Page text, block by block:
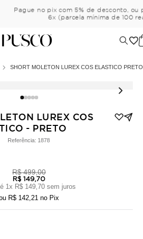
5% de desconto, ou parcele no cartão em
mínima de 100 reais) sem juros!
SHORT MOLETON LUREX COS ELASTICO PRETO
LUREX COS
- PRETO
Referência: 1878
R$ 499,00
R$ 149,70
1x R$ 149,70 sem juros
R$ 142,21 no Pix